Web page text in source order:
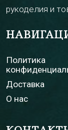
рукоделия и
Политика
Доставка
О нас